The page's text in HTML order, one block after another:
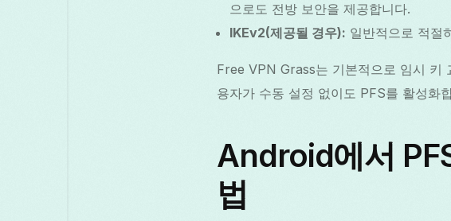
으로도 전방 보안을 제공합니다.
IKEv2(제공될 경우): 일반적으로 적절
Free VPN Grass는 기본적으로 임시 키
용자가 수동 설정 없이도 PFS를 활성화
Android에서
법